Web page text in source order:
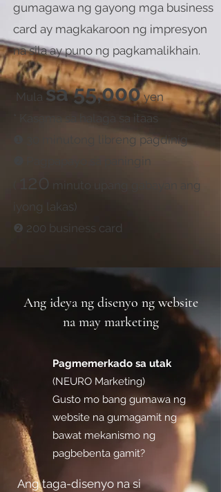
gumagawa ng gayong mga business
card ay magkakaroon ng impresyon
na sila ay puno ng pagkamalikhain.
Mula sa 55,000yen
* Kasama sa halaga sa itaas
❶ 30 minutong libreng pagdinig
Pagpapayo sa paningin
120 minuto upang gabayan ang
iyong lakas)
❷ 200 business card
Ang ideya ng disenyo ng website
na may marketing
Pagmemerkado sa utak
(NEURO Marketing)
Gusto mo bang gumawa ng
website na gumagamit ng
bawat mekanismo ng
pagbebenta gamit?
Ang taga-disenyo na si